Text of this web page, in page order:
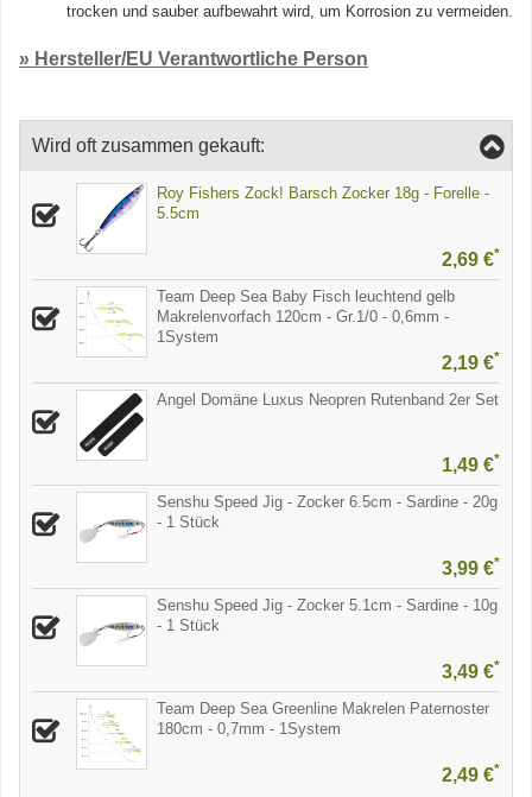
trocken und sauber aufbewahrt wird, um Korrosion zu vermeiden.
» Hersteller/EU Verantwortliche Person
Wird oft zusammen gekauft:
Roy Fishers Zock! Barsch Zocker 18g - Forelle -
5.5cm
2,69 €*
Team Deep Sea Baby Fisch leuchtend gelb
Makrelenvorfach 120cm - Gr.1/0 - 0,6mm -
1System
2,19 €*
Angel Domäne Luxus Neopren Rutenband 2er Set
1,49 €*
Senshu Speed Jig - Zocker 6.5cm - Sardine - 20g
- 1 Stück
3,99 €*
Senshu Speed Jig - Zocker 5.1cm - Sardine - 10g
- 1 Stück
3,49 €*
Team Deep Sea Greenline Makrelen Paternoster
180cm - 0,7mm - 1System
2,49 €*